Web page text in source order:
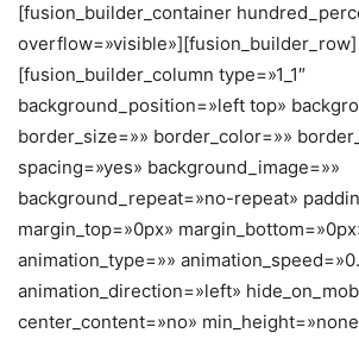
[fusion_builder_container
overflow=»visible»][fusion_builder_row]
[fusion_builder_column type=»1_1″
background_position=»left top»
border_size=»» border_color=»»
spacing=»yes» background_image=»»
background_repeat=»no-repeat»
margin_top=»0px»
animation_type=»»
animation_direction=»left»
center_content=»no»